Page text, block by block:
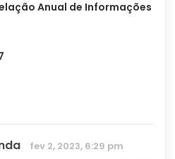
Anual de Informações
fev 2, 2023, 6:29 pm